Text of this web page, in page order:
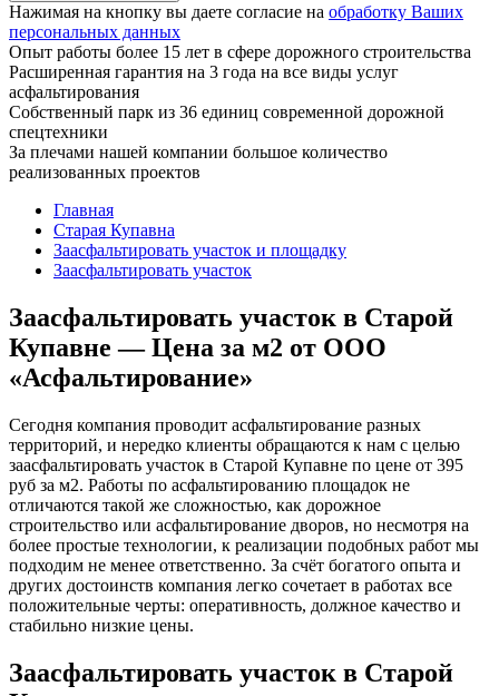
Нажимая на кнопку вы даете согласие на обработку Ваших
персональных данных
Опыт работы более 15 лет в сфере дорожного строительства
Расширенная гарантия на 3 года на все виды услуг
асфальтирования
Собственный парк из 36 единиц современной дорожной
спецтехники
За плечами нашей компании большое количество
реализованных проектов
Главная
Старая Купавна
Заасфальтировать участок и площадку
Заасфальтировать участок
Заасфальтировать участок в Старой
Купавне — Цена за м2 от ООО
«Асфальтирование»
Сегодня компания проводит асфальтирование разных
территорий, и нередко клиенты обращаются к нам с целью
заасфальтировать участок в Старой Купавне по цене от 395
руб за м2. Работы по асфальтированию площадок не
отличаются такой же сложностью, как дорожное
строительство или асфальтирование дворов, но несмотря на
более простые технологии, к реализации подобных работ мы
подходим не менее ответственно. За счёт богатого опыта и
других достоинств компания легко сочетает в работах все
положительные черты: оперативность, должное качество и
стабильно низкие цены.
Заасфальтировать участок в Старой